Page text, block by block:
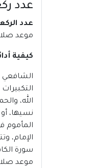
عدد
عدد
موعد صلاة عيد
كيفية
الشافعي
الله،
نسيها،
المأموم
الإمام،
سورة
موعد صلاة عيد